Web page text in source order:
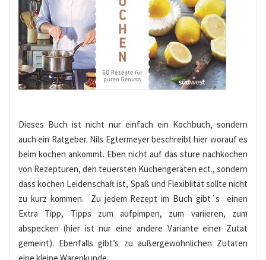
Dieses Buch ist nicht nur einfach ein Kochbuch, sondern
auch ein Ratgeber. Nils Egtermeyer beschreibt hier worauf es
beim kochen ankommt. Eben nicht auf das sture nachkochen
von Rezepturen, den teuersten Küchengeräten ect., sondern
dass kochen Leidenschaft ist, Spaß und Flexiblität sollte nicht
zu kurz kommen. Zu jedem Rezept im Buch gibt´s einen
Extra Tipp, Tipps zum aufpimpen, zum variieren, zum
abspecken (hier ist nur eine andere Variante einer Zutat
gemeint). Ebenfalls gibt’s zu außergewöhnlichen Zutaten